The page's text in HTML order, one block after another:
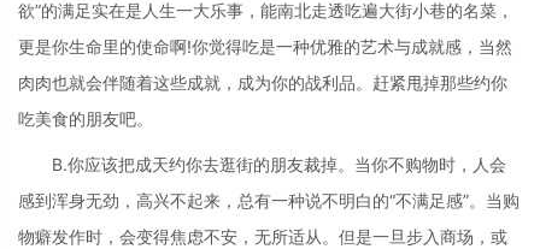
欲”的满足实在是人生一大乐事，能南北走透吃遍大街小巷的名菜，
更是你生命里的使命啊!你觉得吃是一种优雅的艺术与成就感，当然
肉肉也就会伴随着这些成就，成为你的战利品。赶紧甩掉那些约你
吃美食的朋友吧。
B.你应该把成天约你去逛街的朋友裁掉。当你不购物时，人会
感到浑身无劲，高兴不起来，总有一种说不明白的“不满足感”。当购
物癖发作时，会变得焦虑不安，无所适从。但是一旦步入商场，或